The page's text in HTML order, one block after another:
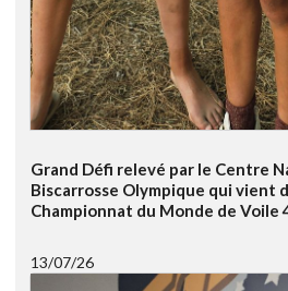
Grand Défi relevé par le Centre
Biscarrosse Olympique qui vient
Championnat du Monde de Voile
13/07/26